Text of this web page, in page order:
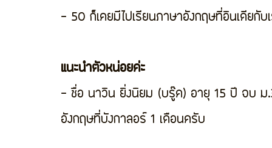
- 50 ก็เคยมีไปเรียนภาษาอังกฤษที่อินเดียกับ
แนะนำตัวหน่อยค่ะ
- ชื่อ นาวิน ยิ่งนิยม (บรู๊ค) อายุ 15 ปี จบ ม
อังกฤษที่บังกาลอร์ 1 เดือนครับ